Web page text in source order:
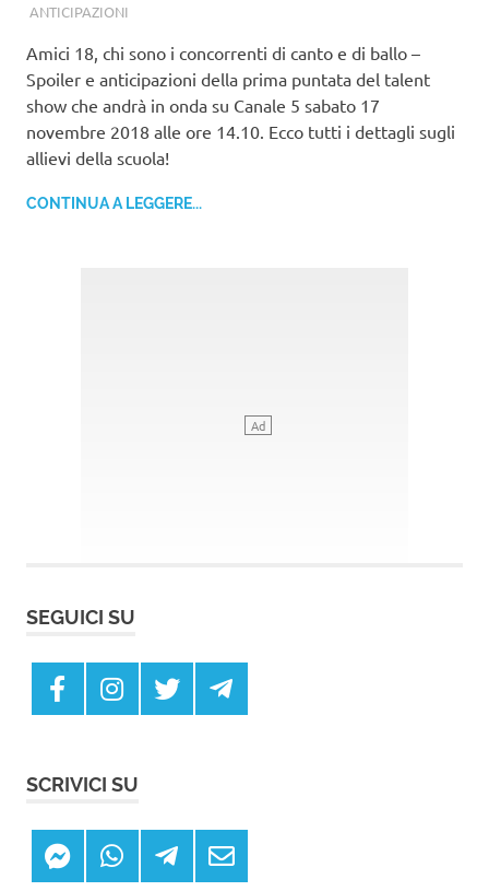
ANTICIPAZIONI
Amici 18, chi sono i concorrenti di canto e di ballo –
Spoiler e anticipazioni della prima puntata del talent
show che andrà in onda su Canale 5 sabato 17
novembre 2018 alle ore 14.10. Ecco tutti i dettagli sugli
allievi della scuola!
CONTINUA A LEGGERE...
SEGUICI SU
SCRIVICI SU